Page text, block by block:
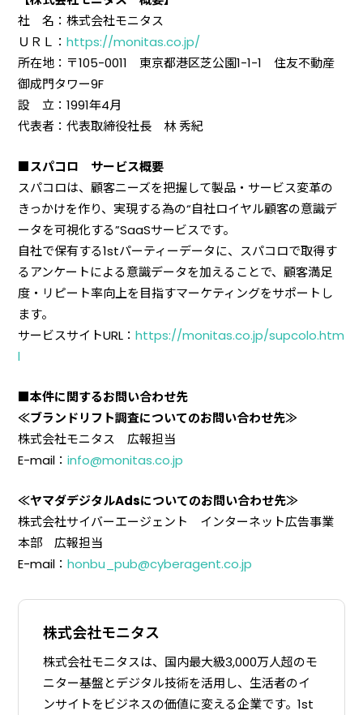
社 名：株式会社モニタス
ＵＲＬ：https://monitas.co.jp/
所在地：〒105-0011 東京都港区芝公園1-1-1 住友不動産
御成門タワー9F
設 立：1991年4月
代表者：代表取締役社長 林 秀紀
■スパコロ サービス概要
スパコロは、顧客ニーズを把握して製品・サービス変革の
きっかけを作り、実現する為の“自社ロイヤル顧客の意識デ
ータを可視化する”SaaSサービスです。
自社で保有する1stパーティーデータに、スパコロで取得す
るアンケートによる意識データを加えることで、顧客満足
度・リピート率向上を目指すマーケティングをサポートし
ます。
サービスサイトURL：https://monitas.co.jp/supcolo.htm
l
■本件に関するお問い合わせ先
≪ブランドリフト調査についてのお問い合わせ先≫
株式会社モニタス 広報担当
E-mail：info@monitas.co.jp
≪ヤマダデジタルAdsについてのお問い合わせ先≫
株式会社サイバーエージェント インターネット広告事業
本部 広報担当
E-mail：honbu_pub@cyberagent.co.jp
株式会社モニタス
株式会社モニタスは、国内最大級3,000万人超のモ
ニター基盤とデジタル技術を活用し、生活者のイ
ンサイトをビジネスの価値に変える企業です。1st